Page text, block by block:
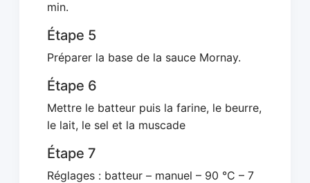
min.
Étape 5
Préparer la base de la sauce Mornay.
Étape 6
Mettre le batteur puis la farine, le beurre,
le lait, le sel et la muscade
Étape 7
Réglages : batteur – manuel – 90 °C – 7